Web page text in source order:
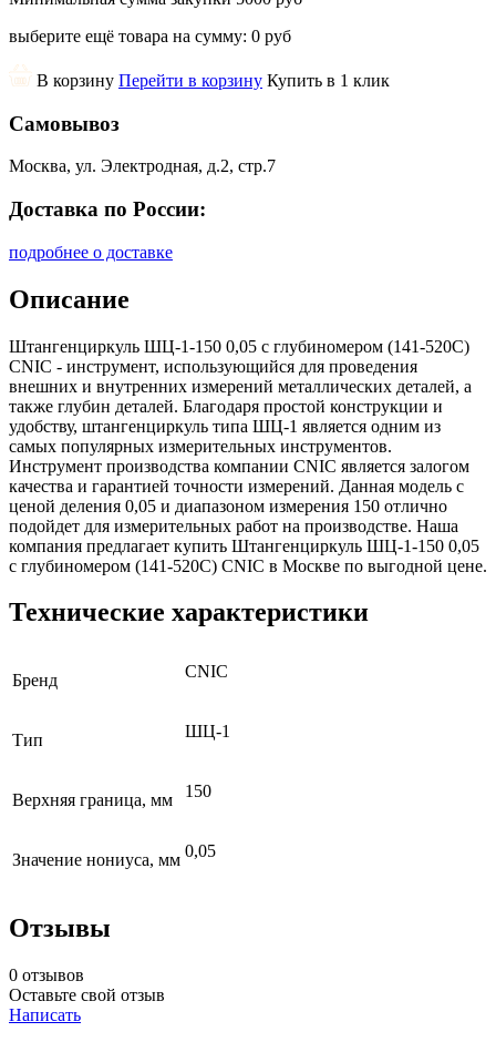
выберите ещё товара на сумму: 0 руб
В корзину Перейти в корзину Купить в 1 клик
Самовывоз
Москва, ул. Электродная, д.2, стр.7
Доставка по России:
подробнее о доставке
Описание
Штангенциркуль ШЦ-1-150 0,05 с глубиномером (141-520C)
CNIC - инструмент, использующийся для проведения
внешних и внутренних измерений металлических деталей, а
также глубин деталей. Благодаря простой конструкции и
удобству, штангенциркуль типа ШЦ-1 является одним из
самых популярных измерительных инструментов.
Инструмент производства компании CNIC является залогом
качества и гарантией точности измерений. Данная модель с
ценой деления 0,05 и диапазоном измерения 150 отлично
подойдет для измерительных работ на производстве. Наша
компания предлагает купить Штангенциркуль ШЦ-1-150 0,05
с глубиномером (141-520C) CNIC в Москве по выгодной цене.
Технические характеристики
Бренд CNIC
Тип ШЦ-1
Верхняя граница, мм 150
Значение нониуса, мм 0,05
Отзывы
0 отзывов
Оставьте свой отзыв
Написать